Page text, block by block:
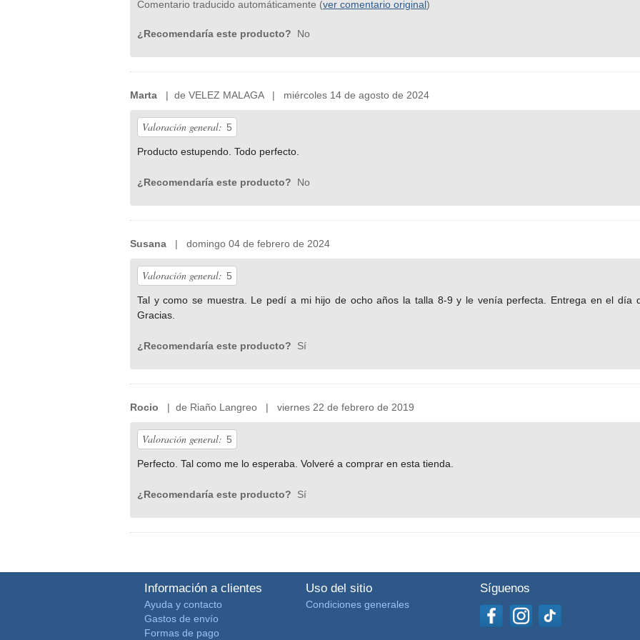
Comentario traducido automáticamente (ver comentario original)
¿Recomendaría este producto? No
Marta | de VELEZ MALAGA | miércoles 14 de agosto de 2024
Valoración general: 5
Producto estupendo. Todo perfecto.
¿Recomendaría este producto? No
Susana | domingo 04 de febrero de 2024
Valoración general: 5
Tal y como se muestra. Le pedí a mi hijo de ocho años la talla 8-9 y le venía perfecta. Entrega en el día
Gracias.
¿Recomendaría este producto? Sí
Rocio | de Riaño Langreo | viernes 22 de febrero de 2019
Valoración general: 5
Perfecto. Tal como me lo esperaba. Volveré a comprar en esta tienda.
¿Recomendaría este producto? Sí
Información a clientes
Ayuda y contacto
Gastos de envío
Formas de pago
Uso del sitio
Condiciones generales
Síguenos